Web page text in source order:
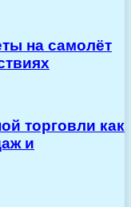
на самолёт
торговли как
и